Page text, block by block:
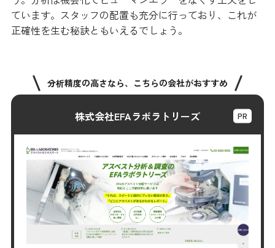
ています。スタッフの配置も充分に行っており、これが
正確性を生む秘訣ともいえるでしょう。
分析精度の高さなら、こちらの会社がおすすめ
株式会社EFAラボラトリーズ